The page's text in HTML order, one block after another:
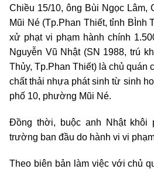
Chiều 15/10, ông Bùi Ngọc Lâm,
Mũi Né (Tp.Phan Thiết, tỉnh BÌnh
xử phạt vi phạm hành chính
Nguyễn Vũ Nhật (SN 1988, trú
Thủy, Tp.Phan Thiết) là chủ quán
chất thải nhựa phát sinh từ sinh
phố 10, phường Mũi Né.
Đồng thời, buộc anh Nhật khôi
trường ban đầu do hành vi vi
Theo biên bản làm việc với chủ